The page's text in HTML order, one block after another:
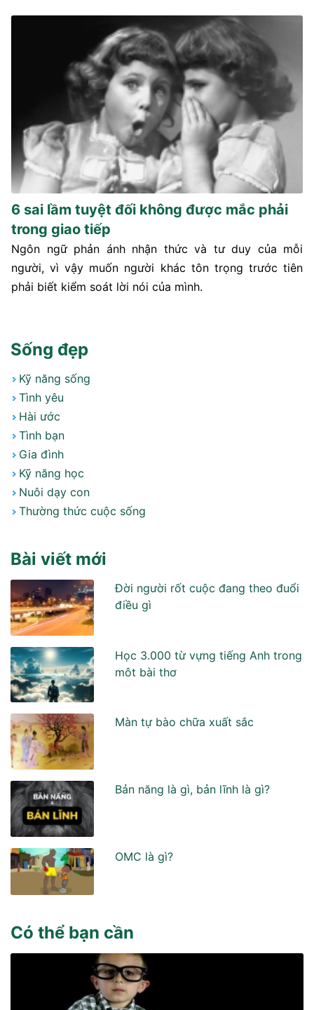
6 sai lầm tuyệt đối không được mắc phải
trong giao tiếp
Ngôn ngữ phản ánh nhận thức và tư duy của mỗi
người, vì vậy muốn người khác tôn trọng trước tiên
phải biết kiểm soát lời nói của mình.
Sống đẹp
Kỹ năng sống
Tình yêu
Hài ước
Tình bạn
Gia đình
Kỹ năng học
Nuôi dạy con
Thường thức cuộc sống
Bài viết mới
Đời người rốt cuộc đang theo đuổi
điều gì
Học 3.000 từ vựng tiếng Anh trong
môt bài thơ
Màn tự bào chữa xuất sắc
Bản năng là gì, bản lĩnh là gì?
OMC là gì?
Có thể bạn cần